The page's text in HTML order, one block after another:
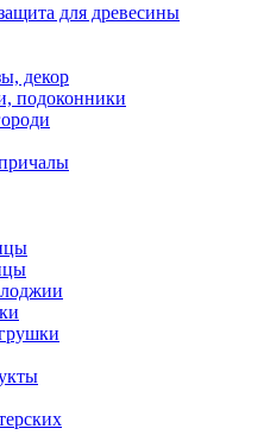
для древесины
декор
подоконники